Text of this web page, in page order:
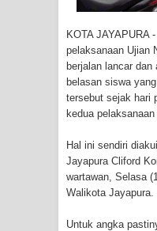
2026 di
di
Profil
KOTA JAYAPURA
pelaksanaan Ujian
berjalan lancar
belasan siswa
tersebut sejak hari
kedua pelaksanaan
Hal ini sendiri
Jayapura Cliford
wartawan, Selasa
Walikota Jayapura.
Untuk angka